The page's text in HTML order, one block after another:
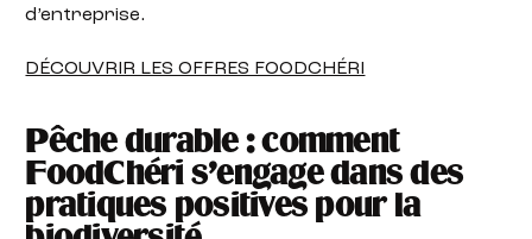
d’entreprise.
DÉCOUVRIR LES OFFRES FOODCHÉRI
Pêche durable : comment
FoodChéri s’engage dans des
pratiques positives pour la